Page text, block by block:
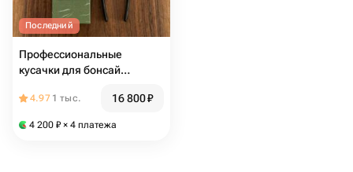
Последний
Профессиональные
кусачки для бонсай
4.97 1 тыс. 16 800₽
4 200 ₽ × 4 платежа